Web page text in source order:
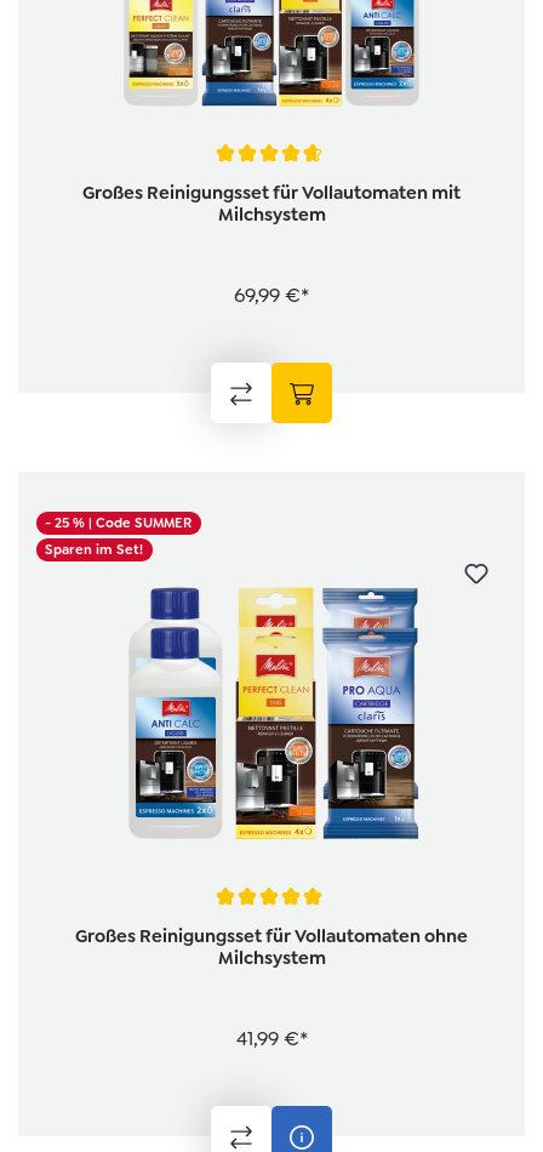
Durchschnittliche Bewertung von 4.6 von 5 Sternen
Großes Reinigungsset für Vollautomaten mit
Milchsystem
69,99 €*
- 25 %| Code SUMMER
Sparen im Set!
Durchschnittliche Bewertung von 5 von 5 Sternen
Großes Reinigungsset für Vollautomaten ohne
Milchsystem
41,99 €*